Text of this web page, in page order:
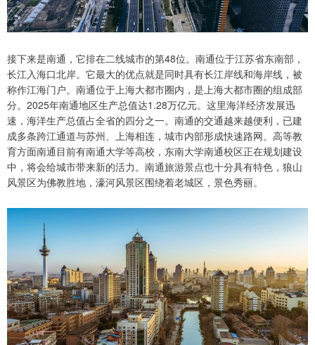
接下来是南通，它排在二线城市的第48位。南通位于江苏省东南部，
长江入海口北岸。它最大的优点就是同时具有长江岸线和海岸线，被
称作江海门户。南通位于上海大都市圈内，是上海大都市圈的组成部
分。2025年南通地区生产总值达1.28万亿元。这里海洋经济发展迅
速，海洋生产总值占全省的四分之一。南通的交通越来越便利，已建
成多条跨江通道与苏州、上海相连，城市内部形成快速路网。高等教
育方面南通目前有南通大学等高校，东南大学南通校区正在规划建设
中，将会给城市带来新的活力。南通旅游景点也十分具有特色，狼山
风景区为佛教胜地，濠河风景区围绕着老城区，景色秀丽。